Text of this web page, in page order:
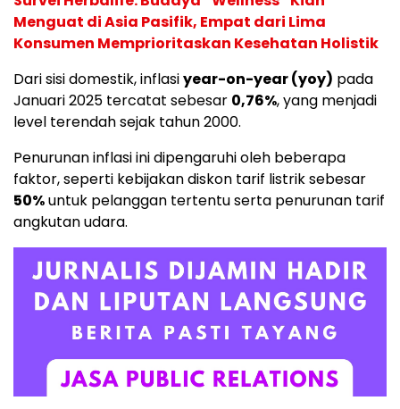
Menguat di Asia Pasifik, Empat dari Lima
Konsumen Memprioritaskan Kesehatan Holistik
Dari sisi domestik, inflasiyear-on-year (yoy) pada
Januari 2025 tercatat sebesar 0,76%, yang menjadi
level terendah sejak tahun 2000.
Penurunan inflasi ini dipengaruhi oleh beberapa
faktor, seperti kebijakan diskon tarif listrik sebesar
50%untuk pelanggan tertentu serta penurunan tarif
angkutan udara.